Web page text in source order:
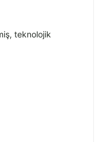
teknolojik